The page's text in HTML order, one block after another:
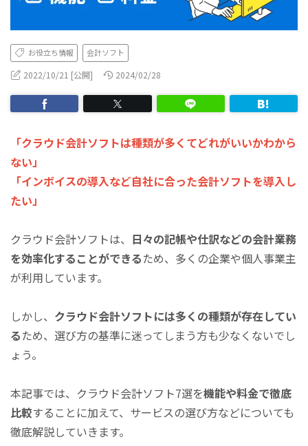
お役立ち情報 会計ソフト
2022/10/21 [公開] 2024/02/28
「クラウド会計ソフトは種類が多くてどれがいいかわから
ない」
「インボイスの導入など自社に合った会計ソフトを導入し
たい」
クラウド会計ソフトは、 日々の記帳や仕訳などの会計業務
を効率化することができるため、多くの企業や個人事業主
が利用しています。
しかし、 クラウド会計ソフトには多くの種類が存在してい
るため、選び方の基準に迷ってしまう方も少なくないでし
ょう。
本記事では、クラウド会計ソフト7選を機能や料金で徹底
比較することに加えて、サービスの選び方などについても
徹底解説していきます。